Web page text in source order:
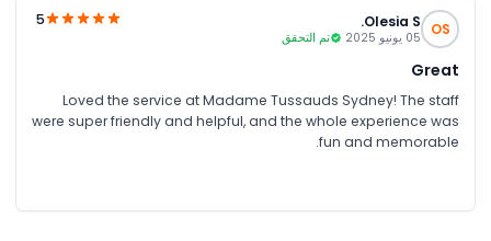
OS
Olesia S.
05 يونيو 2025 تم التحقق
5
Great
Loved the service at Madame Tussauds Sydney! The staff
were super friendly and helpful, and the whole experience was
fun and memorable.